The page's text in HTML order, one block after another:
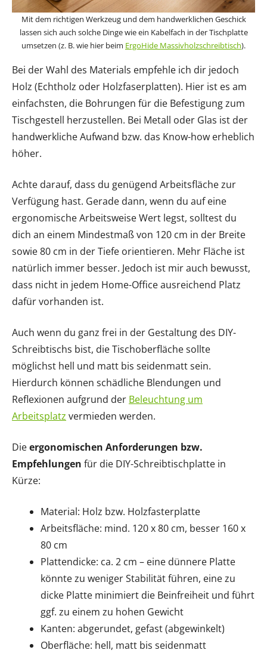
Mit dem richtigen Werkzeug und dem handwerklichen Geschick
lassen sich auch solche Dinge wie ein Kabelfach in der Tischplatte
umsetzen (z. B. wie hier beim ErgoHide Massivholzschreibtisch).
Bei der Wahl des Materials empfehle ich dir jedoch
Holz (Echtholz oder Holzfaserplatten). Hier ist es am
einfachsten, die Bohrungen für die Befestigung zum
Tischgestell herzustellen. Bei Metall oder Glas ist der
handwerkliche Aufwand bzw. das Know-how erheblich
höher.
Achte darauf, dass du genügend Arbeitsfläche zur
Verfügung hast. Gerade dann, wenn du auf eine
ergonomische Arbeitsweise Wert legst, solltest du
dich an einem Mindestmaß von 120 cm in der Breite
sowie 80 cm in der Tiefe orientieren. Mehr Fläche ist
natürlich immer besser. Jedoch ist mir auch bewusst,
dass nicht in jedem Home-Office ausreichend Platz
dafür vorhanden ist.
Auch wenn du ganz frei in der Gestaltung des DIY-
Schreibtischs bist, die Tischoberfläche sollte
möglichst hell und matt bis seidenmatt sein.
Hierdurch können schädliche Blendungen und
Reflexionen aufgrund der Beleuchtung um
Arbeitsplatz vermieden werden.
Dieergonomischen Anforderungen bzw.
Empfehlungen für die DIY-Schreibtischplatte in
Kürze:
Material: Holz bzw. Holzfasterplatte
Arbeitsfläche: mind. 120 x 80 cm, besser 160 x
80 cm
Plattendicke: ca. 2 cm – eine dünnere Platte
könnte zu weniger Stabilität führen, eine zu
dicke Platte minimiert die Beinfreiheit und führt
ggf. zu einem zu hohen Gewicht
Kanten: abgerundet, gefast (abgewinkelt)
Oberfläche: hell, matt bis seidenmatt